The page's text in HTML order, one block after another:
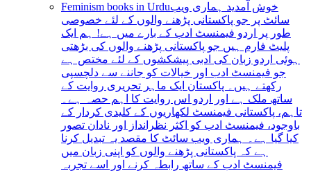
Feminism books in Urduخوش آمدید ہماری ویب
سائٹ پر جو پاکستانی پڑھنے والوں کے لئے خصوصی
طور پر اردو فیمنسٹ ادب کے بارے میں ہے! ہم ایک
پلیٹ فارم ہیں جو پاکستانی پڑھنے والوں کی بڑھتی
ہوئی اردو زبان کی ادبی پیشکشوں کے لئے مختص ہے
جو فیمنسٹ ادب اور خیالات کو جاننے سے دلچسپی
رکھتے ہیں۔ پاکستان ایک ماہر تحریری روایت کے
ساتھ ملک ہے اور اردو اس روایت کا اہم حصہ ہے۔
تاہم، پاکستانی فیمنسٹ لکھاریوں کے کلیدی کردار کے
باوجود، فیمنسٹ ادب کو اکثر نظرانداز اور نادان تصور
کیا گیا ہے۔ ہماری ویب سائٹ کا مقصد یہ تبدیل کرنا
ہے کہ پاکستانی پڑھنے والوں کو اپنی زبان میں
فیمنسٹ ادب کے ساتھ رابطہ کرنے اور اسے تجربہ